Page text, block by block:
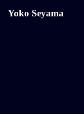
Yoko Seyama